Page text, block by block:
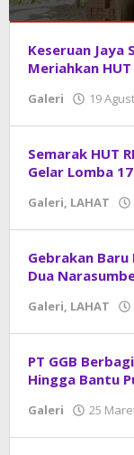
2026
Keseruan Jaya
Meriahkan HUT
Galeri 19
Semarak HUT
Gelar Lomba
Galeri, LAHAT
Gebrakan Baru
Dua
Galeri, LAHAT
PT GGB
Hingga Bantu
Galeri 25